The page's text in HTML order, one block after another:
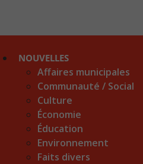
NOUVELLES
Affaires municipales
Communauté / Social
Culture
Économie
Éducation
Environnement
Faits divers